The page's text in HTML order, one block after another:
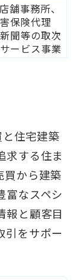
舗事務所、
保険代理
聞等の取次
ービス事業
住宅建築
求する住ま
買から建築
富なスペシ
報と顧客目
引をサポー